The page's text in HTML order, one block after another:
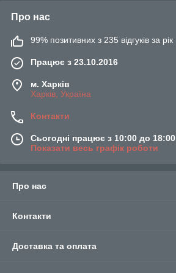
Про нас
99% позитивних з 235 відгуків за рік
Працює з 23.10.2016
м. Харків
Харків, Україна
Контакти
Сьогодні працює з 10:00 до 18:00
Показати весь графік роботи
Про нас
Контакти
Доставка та оплата